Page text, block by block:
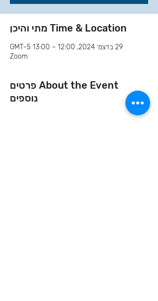
Time & Location מתי והיכן
29 בדצמ׳ 2024, 12:00 – 13:00 GMT-5‎
Zoom
About the Event פרטים
נוספים